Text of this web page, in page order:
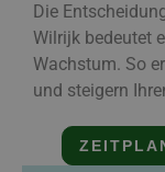
Die
Wilrijk bedeutet
Wachstum. So
und steigern